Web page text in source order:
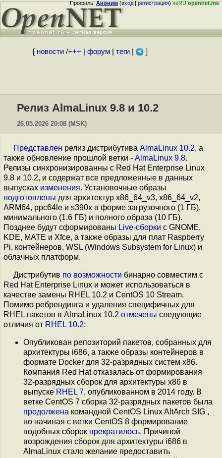
Профиль:Аноним(вход|регистрация)неRUopennet.me
[ новости/+++ форум| теги| ]
Релиз AlmaLinux 9.8 и 10.2
26.05.2026 20:08 (MSK)
Представлен релиз дистрибутива AlmaLinux 10.2, а
также обновление прошлой ветки - AlmaLinux 9.8.
Релизы синхронизированны c Red Hat Enterprise Linux
9.8 и 10.2, и содержат все предложенные в данных
выпусках изменения. Установочные образы
подготовлены для архитектур x86_64_v3, x86_64_v2,
ARM64, ppc64le и s390x в форме загрузочного (1 ГБ),
минимального (1.6 ГБ) и полного образа (10 ГБ).
Позднее будут сформированы Live-сборки с GNOME,
KDE, MATE и Xfce, а также образы для плат Raspberry
Pi, контейнеров, WSL (Windows Subsystem for Linux) и
облачных платформ.
Дистрибутив по возможности бинарно совместим с
Red Hat Enterprise Linux и может использоваться в
качестве замены RHEL 10.2 и CentOS 10 Stream.
Помимо ребрендинга и удаления специфичных для
RHEL пакетов в AlmaLinux 10.2 отмечены следующие
отличия от RHEL 10.2:
Опубликован репозиторий пакетов, собранных для
архитектуры i686, а также образы контейнеров в
формате Docker для 32-разрядных систем x86.
Компания Red Hat отказалась от формирования
32-разрядных сборок для архитектуры x86 в
выпуске RHEL 7, опубликованном в 2014 году. В
ветке CentOS 7 сборка 32-разрядных пакетов была
продолжена командной CentOS Linux AltArch SIG ,
но начиная с ветки CentOS 8 формирование
подобных сборок прекратилось. Причиной
возрождения сборок для архитектуры i686 в
AlmaLinux стало желание предоставить